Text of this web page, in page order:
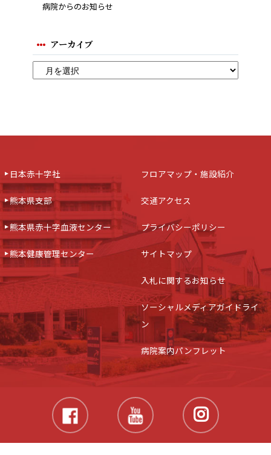
病院からのお知らせ
アーカイブ
日本赤十字社
熊本県支部
熊本県赤十字血液センター
熊本健康管理センター
フロアマップ・施設紹介
交通アクセス
プライバシーポリシー
サイトマップ
入札に関するお知らせ
ソーシャルメディアガイドライ
ン
病院案内パンフレット